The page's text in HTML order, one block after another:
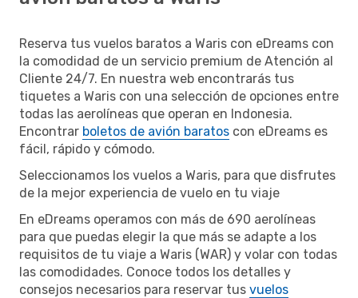
Reserva tus vuelos baratos a Waris con eDreams con
la comodidad de un servicio premium de Atención al
Cliente 24/7. En nuestra web encontrarás tus
tiquetes a Waris con una selección de opciones entre
todas las aerolíneas que operan en Indonesia.
Encontrar boletos de avión baratos con eDreams es
fácil, rápido y cómodo.
Seleccionamos los vuelos a Waris, para que disfrutes
de la mejor experiencia de vuelo en tu viaje
En eDreams operamos con más de 690 aerolíneas
para que puedas elegir la que más se adapte a los
requisitos de tu viaje a Waris (WAR) y volar con todas
las comodidades. Conoce todos los detalles y
consejos necesarios para reservar tus vuelos